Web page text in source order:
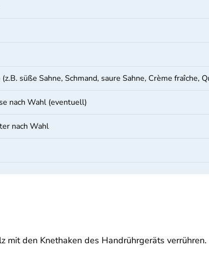
süße Sahne, Schmand, saure Sahne, Crème fraîche,
nach Wahl (eventuell)
nach Wahl
mit den Knethaken des Handrührgeräts verrühren.